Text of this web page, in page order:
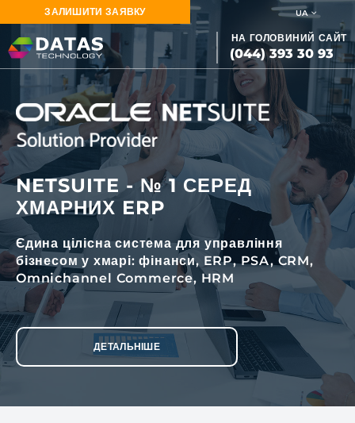
НА ГОЛОВИНИЙ САЙТ
(044) 393 30 93
ЗАЛИШИТИ ЗАЯВКУ UA
NETSUITE - № 1 СЕРЕД
ХМАРНИХ ERP
Єдина цілісна система для управління
бізнесом у хмарі: фінанси, ERP, PSA, CRM,
Omnichannel Commerce, HRM
ДЕТАЛЬНІШЕ